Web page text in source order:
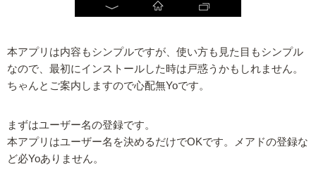
本アプリは内容もシンプルですが、使い方も見た目もシンプル
なので、最初にインストールした時は戸惑うかもしれません。
ちゃんとご案内しますので心配無Yoです。
まずはユーザー名の登録です。
本アプリはユーザー名を決めるだけでOKです。メアドの登録な
ど必Yoありません。